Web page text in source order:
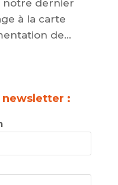
notre dernier
à la carte
de...
newsletter :